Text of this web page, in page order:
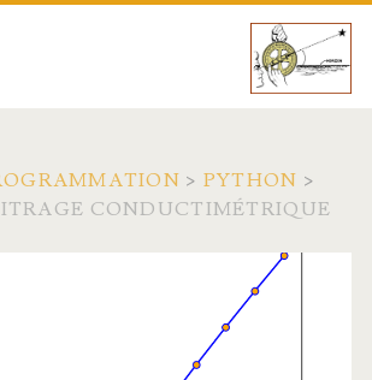
> PYTHON >
CONDUCTIMÉTRIQUE